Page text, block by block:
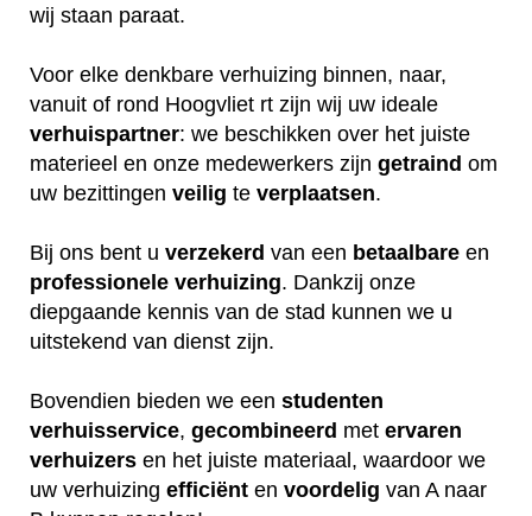
wij staan paraat.
Voor elke denkbare verhuizing binnen, naar,
vanuit of rond Hoogvliet rt zijn wij uw ideale
verhuispartner: we beschikken over het juiste
materieel en onze medewerkers zijn getraind om
uw bezittingen veilig te verplaatsen.
Bij ons bent u verzekerd van een betaalbare en
professionele verhuizing. Dankzij onze
diepgaande kennis van de stad kunnen we u
uitstekend van dienst zijn.
Bovendien bieden we een studenten
verhuisservice, gecombineerd met ervaren
verhuizers en het juiste materiaal, waardoor we
uw verhuizing efficiënt en voordelig van A naar